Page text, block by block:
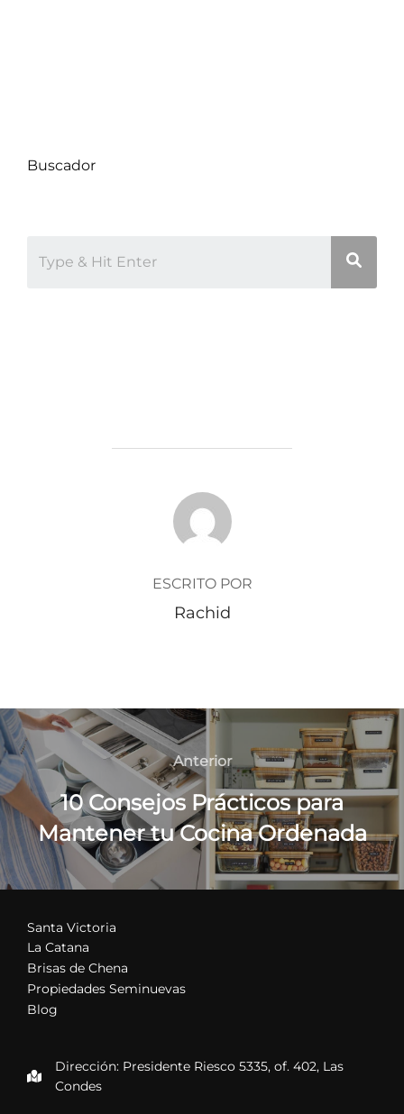
Buscador
AUTOR DE LA ENTRADA
ESCRITO POR
Rachid
Navegación
de
entradas
Anterior
Anterior
10 Consejos Prácticos para
Mantener tu Cocina Ordenada
Santa Victoria
La Catana
Brisas de Chena
Propiedades Seminuevas
Blog
Dirección: Presidente Riesco 5335, of. 402, Las
Condes